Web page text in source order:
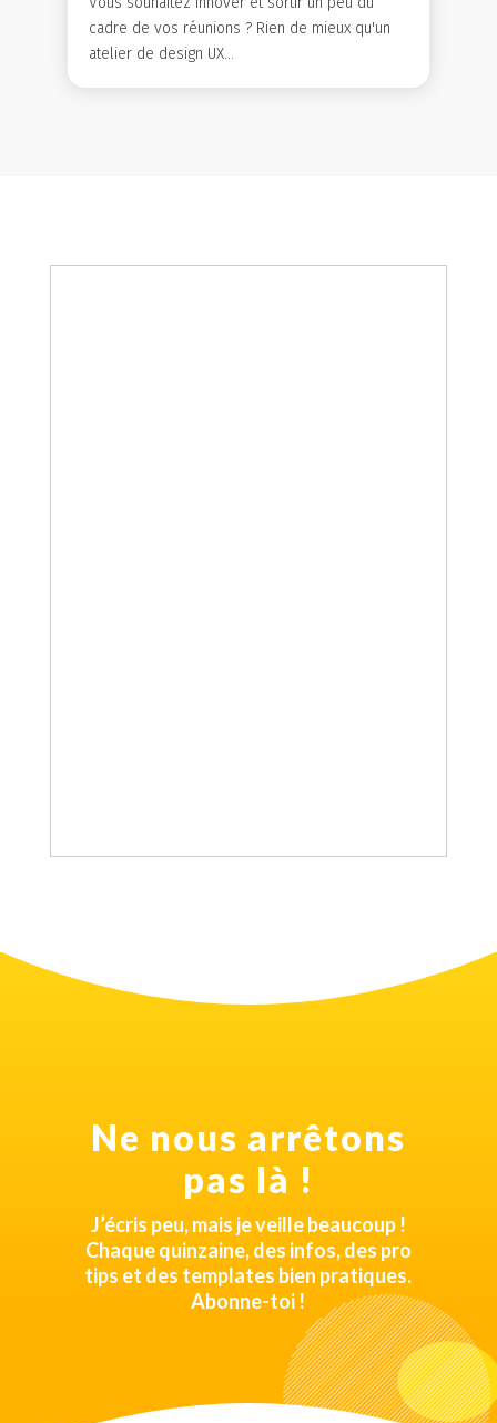
cadre de vos réunions ? Rien de mieux qu'un
atelier de design UX...
Ne nous arrêtons
pas là !
J’écris peu, mais je veille beaucoup !
Chaque quinzaine, des infos, des pro
tips et des templates bien pratiques.
Abonne-toi !